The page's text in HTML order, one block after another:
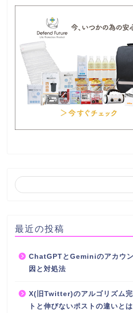
最近の投稿
ChatGPTとGeminiのアカウ
因と対処法
X(旧Twitter)のアルゴリズム
トと伸びないポストの違いとは